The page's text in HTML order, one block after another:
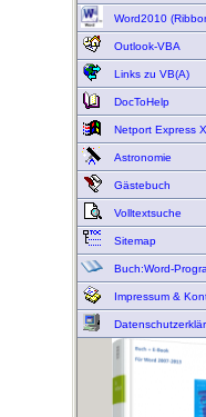
Word2010
Outlook-VBA
Links zu VB(A)
DocToHelp
Netport Express
Astronomie
Gästebuch
Volltextsuche
Sitemap
Buch:Word-
Impressum &